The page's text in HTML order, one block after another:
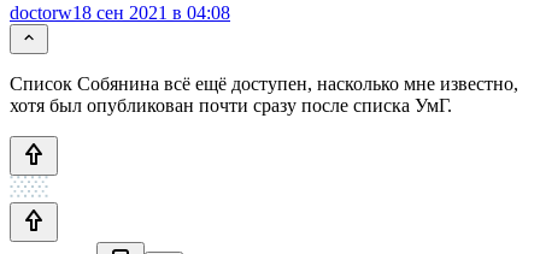
doctorw18 сен 2021 в 04:08
Список Собянина всё ещё доступен, насколько мне известно,
хотя был опубликован почти сразу после списка УмГ.